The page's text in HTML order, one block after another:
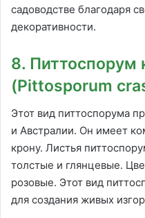
садоводстве благодаря
декоративности.
8. Питтоспорум
(Pittosporum
Этот вид питтоспорума
и Австралии. Он имеет
крону. Листья
толстые и глянцевые.
розовые. Этот вид
для создания живых